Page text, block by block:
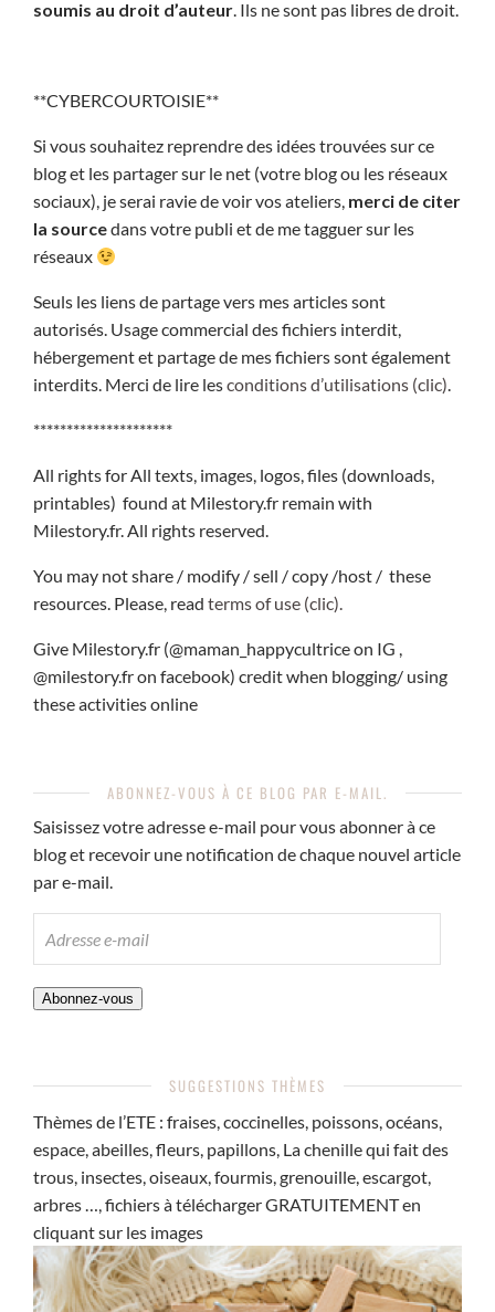
soumis au droit d’auteur. Ils ne sont pas libres de droit.
**CYBERCOURTOISIE**
Si vous souhaitez reprendre des idées trouvées sur ce
blog et les partager sur le net (votre blog ou les réseaux
sociaux), je serai ravie de voir vos ateliers, merci de citer
la sourcedans votre publi et de me tagguer sur les
réseaux
Seuls les liens de partage vers mes articles sont
autorisés. Usage commercial des fichiers interdit,
hébergement et partage de mes fichiers sont également
interdits. Merci de lire lesconditions d’utilisations (clic).
*********************
All rights for All texts, images, logos, files (downloads,
printables) found at Milestory.fr remain with
Milestory.fr. All rights reserved.
You may not share / modify / sell / copy /host / these
resources. Please, read terms of use (clic).
Give Milestory.fr (@maman_happycultrice on IG ,
@milestory.fr on facebook) credit when blogging/ using
these activities online
ABONNEZ-VOUS À CE BLOG PAR E-MAIL.
Saisissez votre adresse e-mail pour vous abonner à ce
blog et recevoir une notification de chaque nouvel article
par e-mail.
MAIL
Abonnez-vous
SUGGESTIONS THÈMES
Thèmes de l’ETE : fraises, coccinelles, poissons, océans,
espace, abeilles, fleurs, papillons, La chenille qui fait des
trous, insectes, oiseaux, fourmis, grenouille, escargot,
arbres …, fichiers à télécharger GRATUITEMENT en
cliquant sur les images